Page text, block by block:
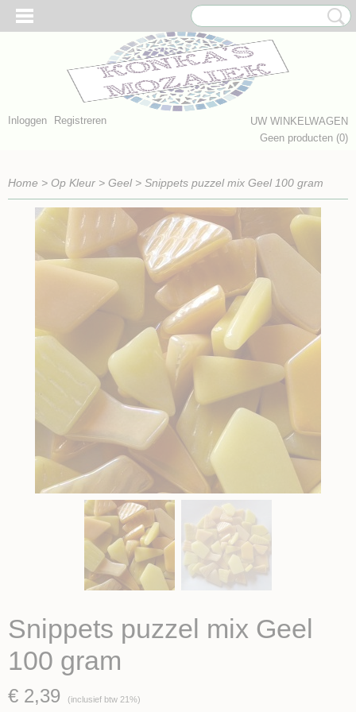
Inloggen Registreren
UW WINKELWAGEN
Geen producten (0)
Home > Op Kleur > Geel> Snippets puzzel mix Geel 100 gram
Snippets puzzel mix Geel
100 gram
€ 2,39 (inclusief btw 21%)